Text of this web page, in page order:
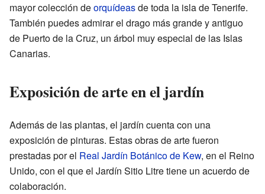
mayor colección deorquídeasde toda la isla de Tenerife.
También puedes admirar el drago más grande y antiguo
de Puerto de la Cruz, un árbol muy especial de las Islas
Canarias.
Exposición de arte en el jardín
Además de las plantas, el jardín cuenta con una
exposición de pinturas. Estas obras de arte fueron
prestadas por el Real Jardín Botánico de Kew, en el Reino
Unido, con el que el Jardín Sitio Litre tiene un acuerdo de
colaboración.